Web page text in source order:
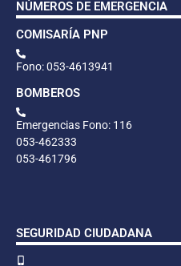
NÚMEROS DE EMERGENCIA
COMISARÍA PNP
Fono: 053-4613941
BOMBEROS
Emergencias Fono: 116
053-462333
053-461796
SEGURIDAD CIUDADANA